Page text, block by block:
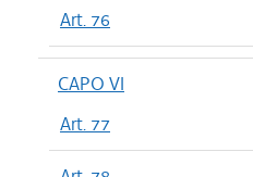
Art. 76
CAPO VI
Art. 77